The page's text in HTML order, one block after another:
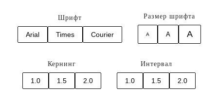
Шрифт
Arial Times Courier
Размер шрифта
A A A
Кернинг
1.0 1.5 2.0
Интервал
1.0 1.5 2.0